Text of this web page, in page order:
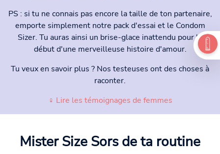
PS : si tu ne connais pas encore la taille de ton partenaire,
emporte simplement notre pack d'essai et le Condom
Sizer. Tu auras ainsi un brise-glace inattendu pour le
début d'une merveilleuse histoire d'amour.
Tu veux en savoir plus ? Nos testeuses ont des choses à
raconter.
♀ Lire les témoignages de femmes
Mister Size Sors de ta routine